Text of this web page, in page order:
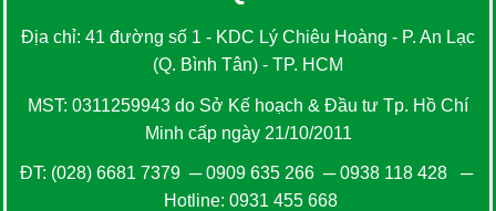
Địa chỉ: 41 đường số 1 - KDC Lý Chiêu Hoàng - P. An Lạc
(Q. Bình Tân) - TP. HCM
MST: 0311259943 do Sở Kế hoạch & Đầu tư Tp. Hồ Chí
Minh cấp ngày 21/10/2011
ĐT: (028) 6681 7379 ─0909 635 266─0938 118 428─
Hotline: 0931 455 668